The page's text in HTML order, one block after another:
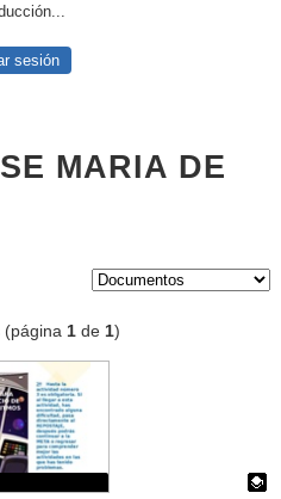
sesión
MARIA DE
(página1 de1)